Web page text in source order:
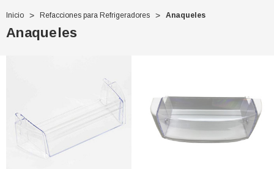
Inicio Refacciones para Refrigeradores Anaqueles
Anaqueles